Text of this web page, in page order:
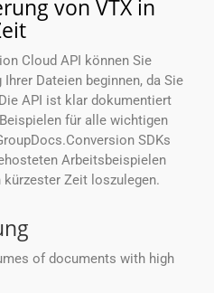
von VTX in
Cloud API können Sie
Dateien beginnen, da Sie
API ist klar dokumentiert
für alle wichtigen
SDKs
Arbeitsbeispielen
kürzester Zeit loszulegen.
of documents with high